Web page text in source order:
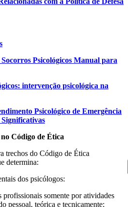
Psicológicos Manual para
intervenção psicológica na
Psicológico de Emergência
Código de Ética
trechos do Código de Ética
determina:
dos psicólogos:
somente por atividades
pessoal, teórica e tecnicamente;